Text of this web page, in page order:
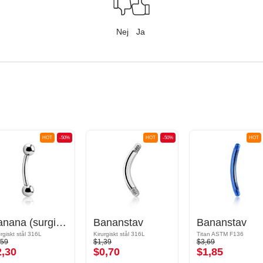
Nej Ja
-50%
HOT
Banana (surgical steel, silver, shiny finish) med Kulor
stål 316L
-50%
HOT
Bananstav
Kirurgiskt stål 316L
$1,39
$0,70
HOT
Bananstav
Titan ASTM F136
$3,69
$1,85